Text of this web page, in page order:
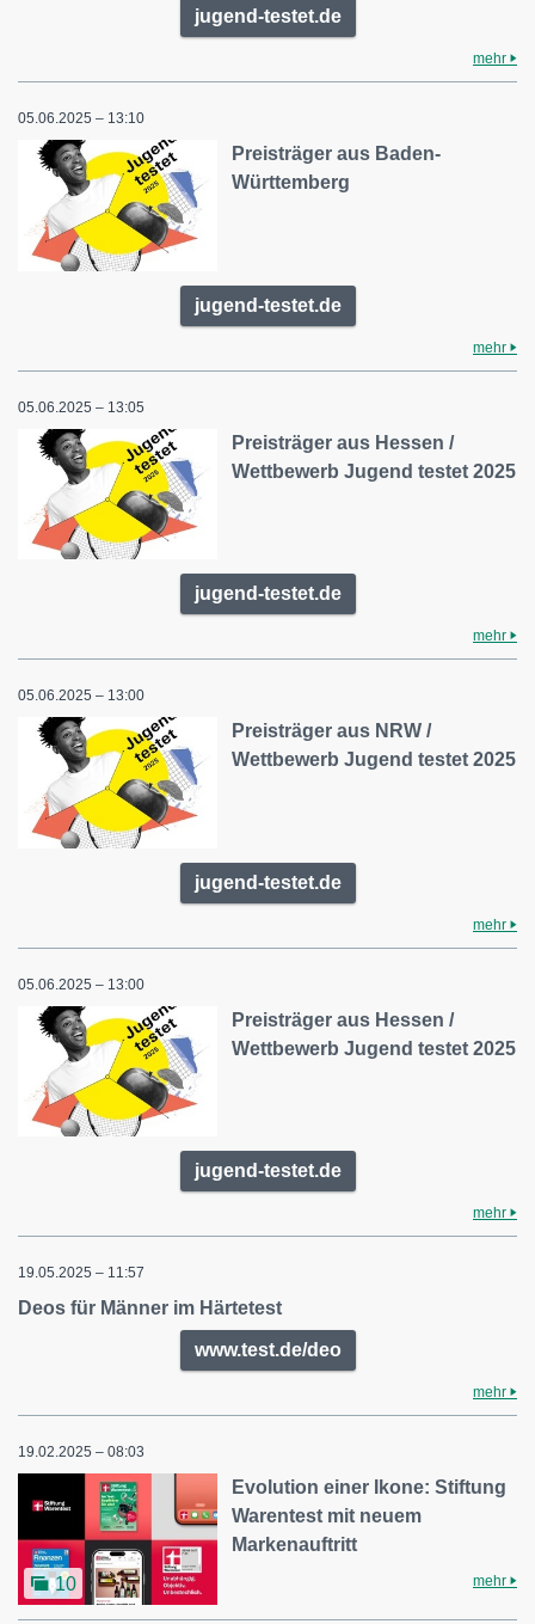
jugend-testet.de
mehr
05.06.2025 – 13:10
Preisträger aus Baden-
Württemberg
jugend-testet.de
mehr
05.06.2025 – 13:05
Preisträger aus Hessen /
Wettbewerb Jugend testet 2025
jugend-testet.de
mehr
05.06.2025 – 13:00
Preisträger aus NRW /
Wettbewerb Jugend testet 2025
jugend-testet.de
mehr
05.06.2025 – 13:00
Preisträger aus Hessen /
Wettbewerb Jugend testet 2025
jugend-testet.de
mehr
19.05.2025 – 11:57
Deos für Männer im Härtetest
www.test.de/deo
mehr
19.02.2025 – 08:03
10
Evolution einer Ikone: Stiftung
Warentest mit neuem
Markenauftritt
mehr